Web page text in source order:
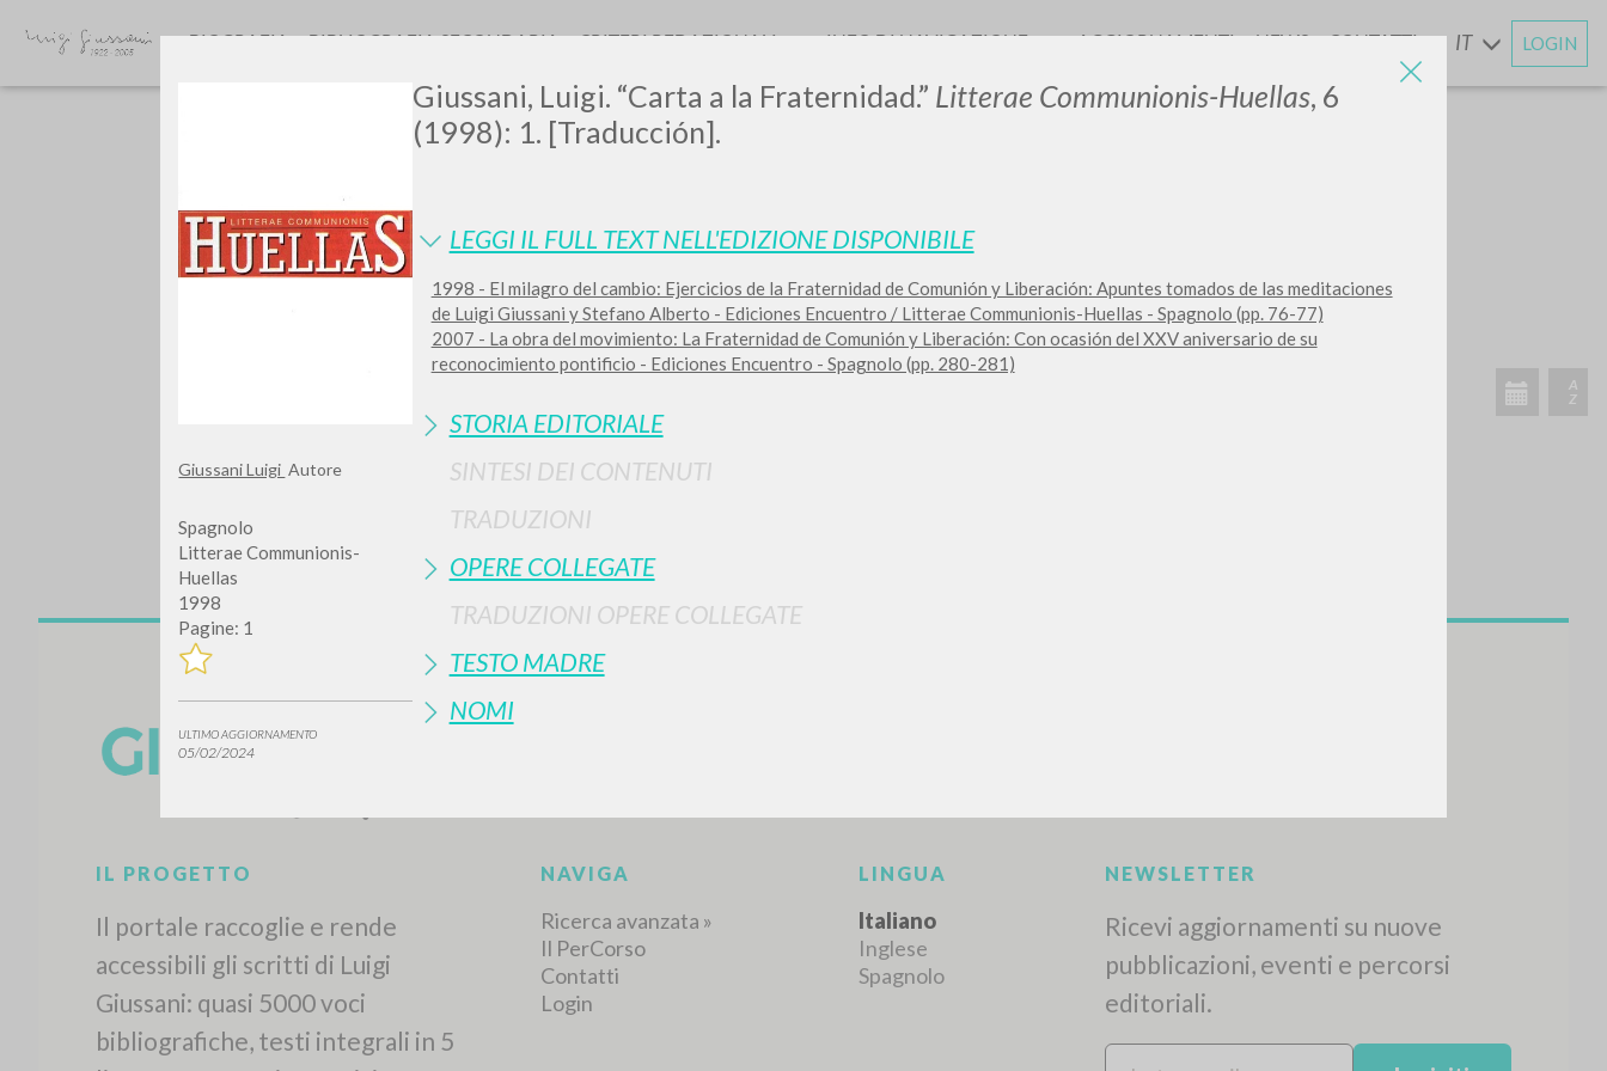
Giussani Luigi Autore
Spagnolo
Litterae Communionis-
Huellas
1998
Pagine: 1
ULTIMO AGGIORNAMENTO
05/02/2024
Giussani, Luigi. “Carta a la Fraternidad.” Litterae Communionis-Huellas, 6
(1998): 1. [Traducción].
LEGGI IL FULL TEXT NELL'EDIZIONE DISPONIBILE
1998 - El milagro del cambio: Ejercicios de la Fraternidad de Comunión y Liberación: Apuntes tomados de las meditaciones
de Luigi Giussani y Stefano Alberto - Ediciones Encuentro / Litterae Communionis-Huellas - Spagnolo (pp. 76-77)
2007 - La obra del movimiento: La Fraternidad de Comunión y Liberación: Con ocasión del XXV aniversario de su
reconocimiento pontificio - Ediciones Encuentro - Spagnolo (pp. 280-281)
STORIA EDITORIALE
SINTESI DEI CONTENUTI
TRADUZIONI
OPERE COLLEGATE
TRADUZIONI OPERE COLLEGATE
TESTO MADRE
NOMI
BIOGRAFIA BIBLIOGRAFIA SECONDARIA CRITERI REDAZIONALI INFO DI NAVIGAZIONE AGGIORNAMENTIENEWS CONTATTI IT LOGIN
Vuoi risultati ancora più precisi? Utilizza laRICERCA AVANZATA »
0DOCUMENTI TROVATI
IL PROGETTO
Il portale raccoglie e rende
NAVIGA LINGUA NEWSLETTER
Ricevi aggiornamenti su nuove